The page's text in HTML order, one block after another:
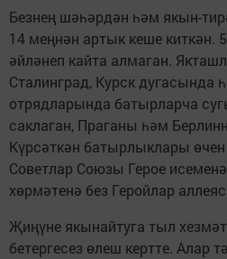
Безнең шәһәрдән һәм якын-
14 меңнән артык кеше киткән.
әйләнеп кайта алмаган.
Сталинград, Курск дугасында
отрядларында батырларча
саклаган, Праганы һәм
Күрсәткән батырлыклары
Советлар Союзы Герое
хөрмәтенә без Геройлар
Җиңүне якынайтуга тыл
бетергесез өлеш кертте. Алар